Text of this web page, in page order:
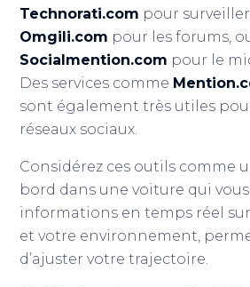
Technorati.com pour
Omgili.com pour les forums,
Socialmention.com pour le
Des services comme
sont également très utiles
réseaux sociaux.
Considérez ces outils comme
bord dans une voiture qui
informations en temps réel
et votre environnement,
d’ajuster votre trajectoire.